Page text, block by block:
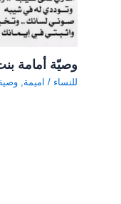
وصيّة أمامة
للنساء / اميمة,